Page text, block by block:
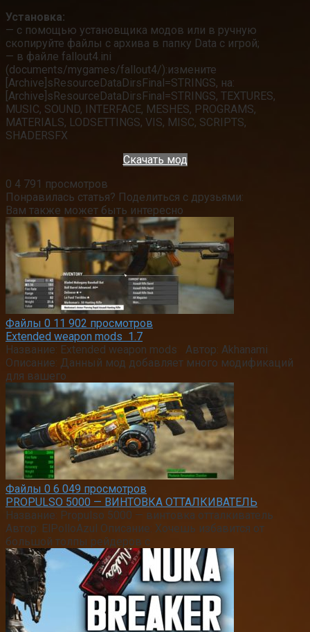
Установка:
— с помощью установщика модов или в ручную
скопируйте файлы с архива в папку Data с игрой;
— в файле fallout4.ini
(documents/mygames/fallout4/):измените
[Archive]sResourceDataDirsFinal=STRINGS, на:
[Archive]sResourceDataDirsFinal=STRINGS, TEXTURES,
MUSIC, SOUND, INTERFACE, MESHES, PROGRAMS,
MATERIALS, LODSETTINGS, VIS, MISC, SCRIPTS,
SHADERSFX
Скачать мод
0 4 791 просмотров
Понравилась статья? Поделиться с друзьями:
Вам также может быть интересно
Файлы 0 11 902 просмотров
Extended weapon mods 1.7
Название: Extended weapon mods Автор: Akhanami
Описание: Данный мод добавляет много модификаций
для вашего
Файлы 0 6 049 просмотров
PROPULSO 5000 — ВИНТОВКА ОТТАЛКИВАТЕЛЬ
Название: Propulso 5000 — винтовка отталкиватель
Автор: ElPolloAzul Описание: Хочешь избавится от
большой толпы рейдеров с